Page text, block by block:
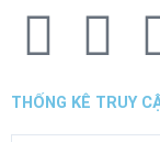
F
a
T
w
THỐNG KÊ TRUY